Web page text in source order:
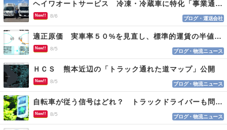
ヘイワオートサービス 冷凍・冷蔵車に特化「事業通じ貢献目指す」
New!! 8/6 ブログ・運送会社
適正原価 実車率５０%を見直し、標準的運賃の半値の恐れも
New!! 8/5 ブログ・物流ニュース
ＨＣＳ 熊本近辺の「トラック通れた道マップ」公開
New!! 8/5 ブログ・物流ニュース
自転車が従う信号はどれ？ トラックドライバーも問われる認識
New!! 8/5 ブログ・物流ニュース